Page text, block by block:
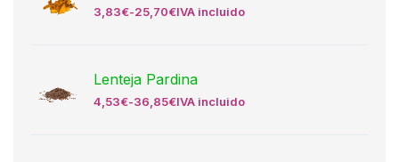
3,83€-25,70€IVA incluido
Lenteja Pardina
4,53€-36,85€IVA incluido